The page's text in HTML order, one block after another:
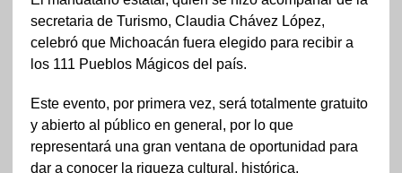
secretaria de Turismo, Claudia Chávez López,
celebró que Michoacán fuera elegido para recibir a
los 111 Pueblos Mágicos del país.
Este evento, por primera vez, será totalmente gratuito
y abierto al público en general, por lo que
representará una gran ventana de oportunidad para
dar a conocer la riqueza cultural, histórica,